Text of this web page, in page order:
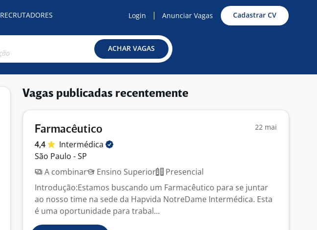
RECRUTADORES Login Anunciar Vagas Cadastrar CV
ACHAR VAGAS
Vagas publicadas recentemente
Farmacêutico 22 mai
4,4
Intermédica
São Paulo - SP
A combinar
Ensino Superior
Presencial
Introdução:Estamos buscando um Farmacêutico para se juntar
ao nosso time na sede da Hapvida NotreDame Intermédica. Esta
é uma oportunidade para trabal...